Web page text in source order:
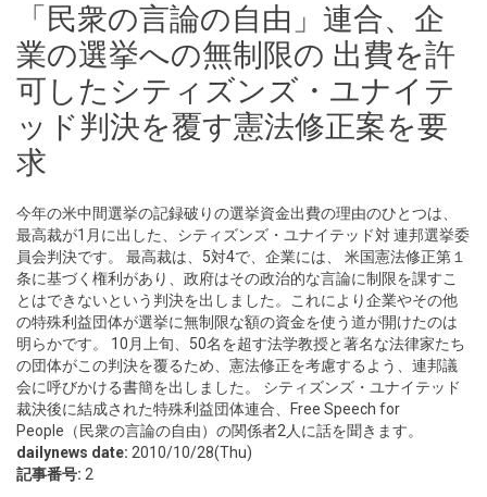
「民衆の言論の自由」連合、企
業の選挙への無制限の 出費を許
可したシティズンズ・ユナイテ
ッド判決を覆す憲法修正案を要
求
今年の米中間選挙の記録破りの選挙資金出費の理由のひとつは、
最高裁が1月に出した、シティズンズ・ユナイテッド対 連邦選挙委
員会判決です。 最高裁は、5対4で、企業には、 米国憲法修正第１
条に基づく権利があり、政府はその政治的な言論に制限を課すこ
とはできないという判決を出しました。これにより企業やその他
の特殊利益団体が選挙に無制限な額の資金を使う道が開けたのは
明らかです。 10月上旬、50名を超す法学教授と著名な法律家たち
の団体がこの判決を覆るため、憲法修正を考慮するよう、連邦議
会に呼びかける書簡を出しました。 シティズンズ・ユナイテッド
裁決後に結成された特殊利益団体連合、Free Speech for
People（民衆の言論の自由）の関係者2人に話を聞きます。
dailynews date: 2010/10/28(Thu)
記事番号: 2